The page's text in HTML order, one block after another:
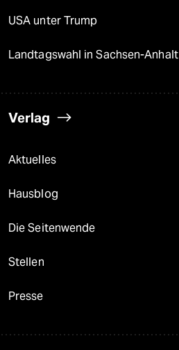
USA unter Trump
Landtagswahl in Sachsen-Anhalt
Verlag
Aktuelles
Hausblog
Die Seitenwende
Stellen
Presse